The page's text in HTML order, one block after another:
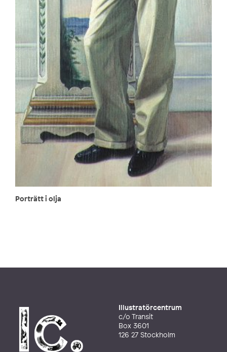
Porträtt i olja
Illustratörcentrum
c/o Transit
Box 3601
126 27 Stockholm